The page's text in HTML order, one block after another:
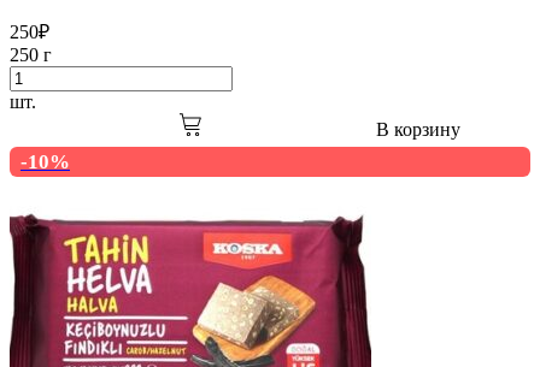
250₽
250 г
шт.
В корзину
-10%